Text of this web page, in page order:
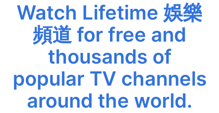
Watch Lifetime 娛樂
頻道 for free and
thousands of
popular TV channels
around the world.